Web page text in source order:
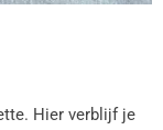
Hier verblijf je